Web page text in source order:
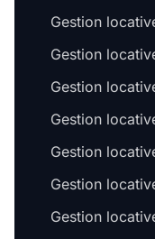
Gestion
Gestion
Gestion
Gestion
Gestion
Gestion
Gestion